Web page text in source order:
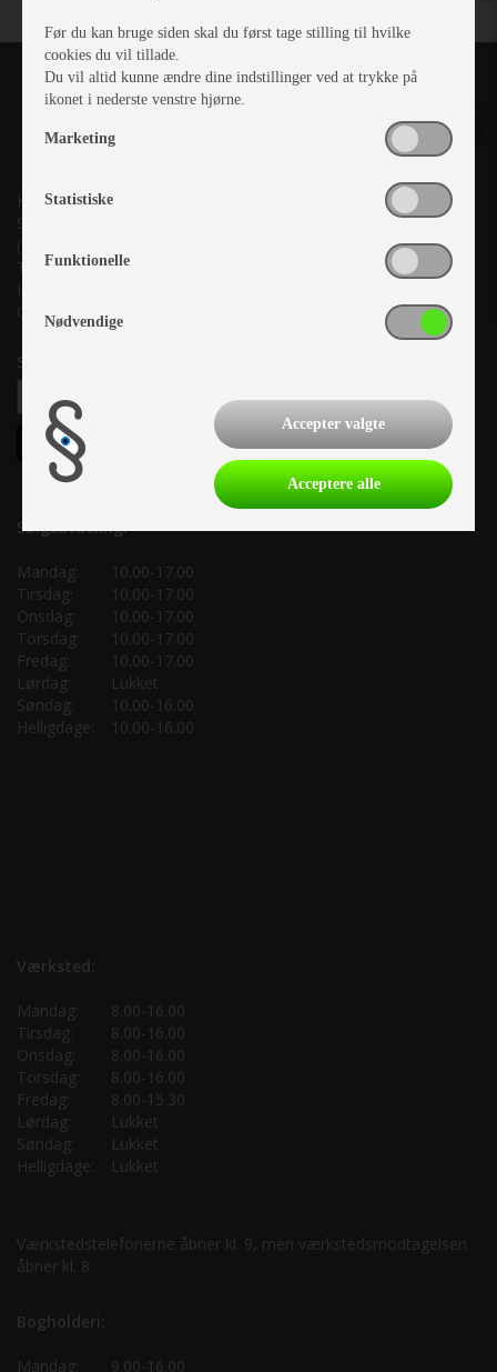
Kronjyllands Camping Center A/S
Suderholmen 10, 8960 Randers SØ
(Lige ud til Grenåvej)
Tlf. +45 87 10 98 70
Info@as-kcc.dk
CVR: 33 38 77 33
Samtykke til nyhedsbrev
Salgsafdeling:
Mandag:
10.00-17.00
Tirsdag:
10.00-17.00
Onsdag:
10.00-17.00
Torsdag:
10.00-17.00
Fredag:
10.00-17.00
Lørdag:
Lukket
Søndag:
10.00-16.00
Helligdage:
10.00-16.00
Værksted:
Mandag:
8.00-16.00
Tirsdag:
8.00-16.00
Onsdag:
8.00-16.00
Torsdag:
8.00-16.00
Fredag:
8.00-15.30
Lørdag:
Lukket
Søndag:
Lukket
Helligdage:
Lukket
Værkstedstelefonerne åbner kl. 9, men værkstedsmodtagelsen
åbner kl. 8.
Bogholderi:
Mandag: 9.00-16.00
Før du kan bruge siden skal du først tage stilling til hvilke
cookies du vil tillade.
Du vil altid kunne ændre dine indstillinger ved at trykke på
ikonet i nederste venstre hjørne.
Marketing
Statistiske
Funktionelle
Nødvendige
Accepter valgte
Acceptere alle